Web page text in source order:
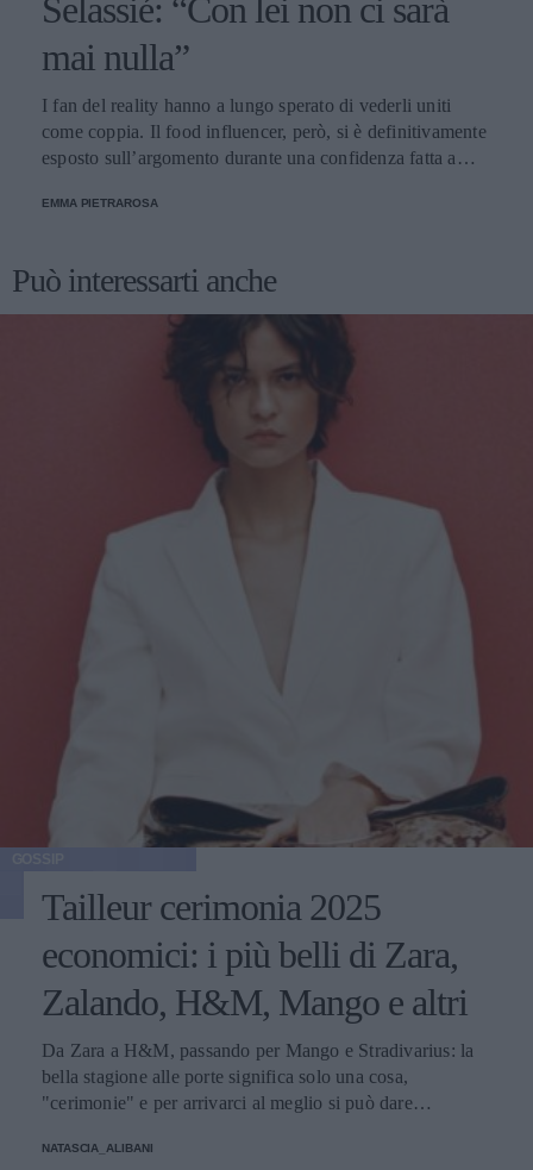
Selassié: “Con lei non ci sarà
mai nulla”
I fan del reality hanno a lungo sperato di vederli uniti
come coppia. Il food influencer, però, si è definitivamente
esposto sull’argomento durante una confidenza fatta a
EMMA PIETRAROSA
Può interessarti anche
Tailleur cerimonia 2025
economici: i più belli di Zara,
Zalando, H&M, Mango e altri
Da Zara a H&M, passando per Mango e Stradivarius: la
bella stagione alle porte significa solo una cosa,
"cerimonie" e per arrivarci al meglio si può dare
NATASCIA_ALIBANI